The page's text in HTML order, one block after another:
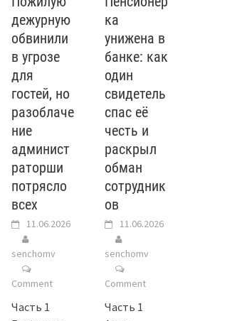
дежурную
обвинили
в угрозе
для
гостей, но
разоблаче
ние
админист
раторши
потрясло
всех
11.06.2026
senchomv
Comment
Часть 1
ка
унижена в
банке: как
один
свидетель
спас её
честь и
раскрыл
обман
сотрудник
ов
11.06.2026
senchomv
Comment
Часть 1